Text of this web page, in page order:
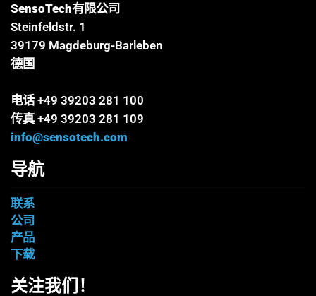
SensoTech有限公司
Steinfeldstr. 1
39179 Magdeburg-Barleben
德国
电话 +49 39203 281 100
传真 +49 39203 281 109
info@sensotech.com
导航
联系
公司
产品
下载
关注我们！